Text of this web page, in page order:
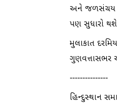
અને જળસંચય
પણ સુધારો
મુલાકાત
ગુણવત્તાસભર
---------------
હિન્દુસ્થાન